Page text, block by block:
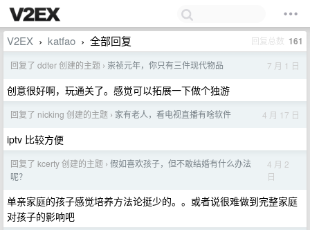
V2EX › katfao › 全部回复 回复总数 161
回复了 ddter 创建的主题 › 崇祯元年，你只有三件现代物品 7 月 1 日
创意很好啊，玩通关了。感觉可以拓展一下做个独游
回复了 nicking 创建的主题 › 家有老人，看电视直播有啥软件 4 月 17 日
iptv 比较方便
回复了 kcerty 创建的主题 › 假如喜欢孩子，但不敢结婚有什么办法
呢？
4 月 2
日
单亲家庭的孩子感觉培养方法论挺少的。。或者说很难做到完整家庭
对孩子的影响吧